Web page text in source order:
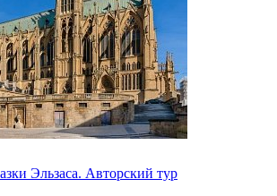
Эльзаса. Авторский тур